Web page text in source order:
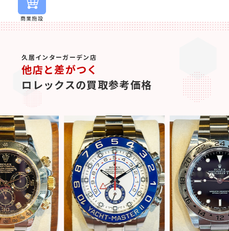
商業施設
久居インターガーデン店
他店と差がつく
ロレックスの買取参考価格